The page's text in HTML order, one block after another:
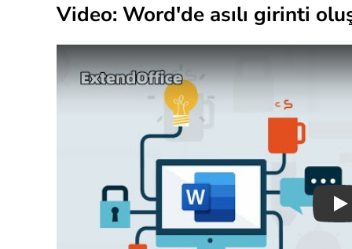
Video: Word'de asılı girinti